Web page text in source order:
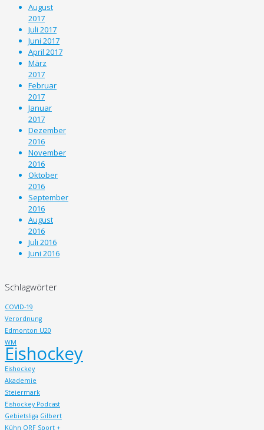
August
2017
Juli 2017
Juni 2017
April 2017
März
2017
Februar
2017
Januar
2017
Dezember
2016
November
2016
Oktober
2016
September
2016
August
2016
Juli 2016
Juni 2016
Schlagwörter
COVID-19
Verordnung
Edmonton U20
WM
Eishockey
Eishockey
Akademie
Steiermark
Eishockey Podcast
Gebietsliga Gilbert
Kühn ORF Sport +